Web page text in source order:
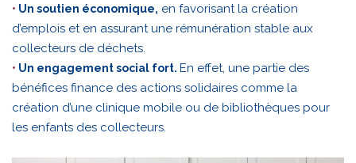
• Un soutien économique, en favorisant la création
d’emplois et en assurant une rémunération stable aux
collecteurs de déchets.
• Un engagement social fort. En effet, une partie des
bénéfices finance des actions solidaires comme la
création d’une clinique mobile ou de bibliothèques pour
les enfants des collecteurs.